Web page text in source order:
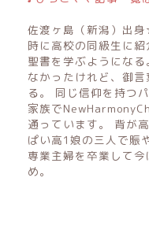
佐渡ヶ島（新潟）出
時に高校の同級生に
聖書を学ぶようにな
なかったけれど、御
る。 同じ信仰を持つ
家族で
通っています。 背が
ぱい高1娘の三人で賑
専業主婦を卒業して
め。